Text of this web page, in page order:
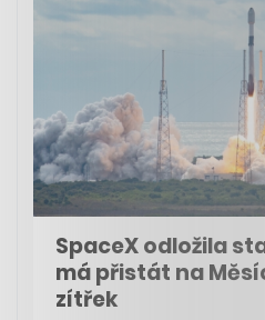
SpaceX odložila
má přistát na
zítřek